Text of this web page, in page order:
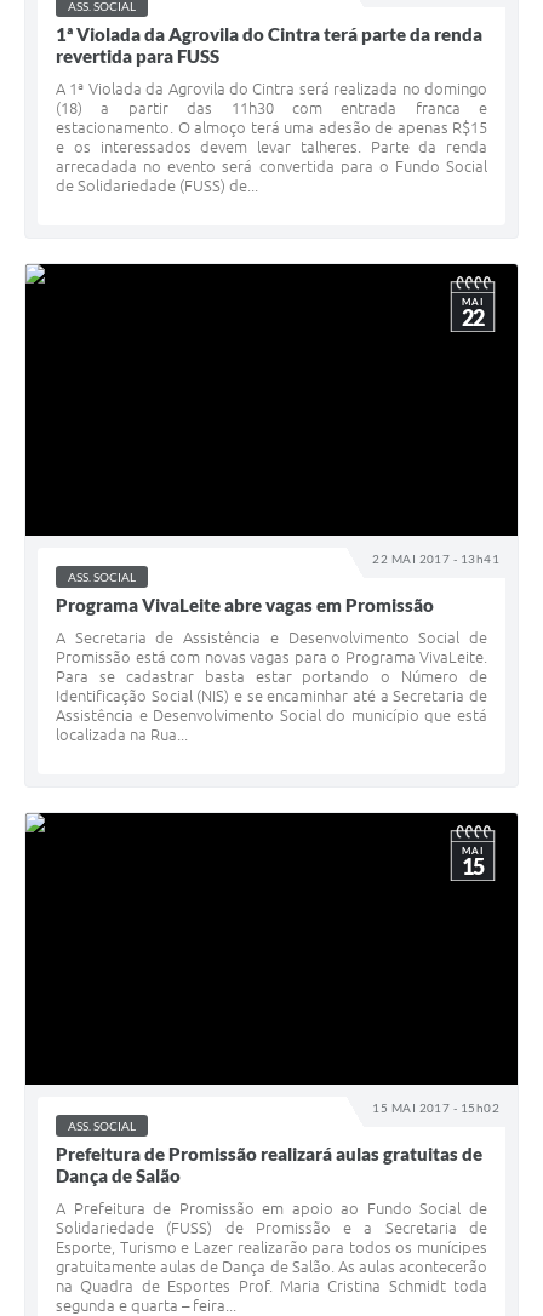
ASS. SOCIAL
1ª Violada da Agrovila do Cintra terá parte da renda
revertida para FUSS
A 1ª Violada da Agrovila do Cintra será realizada no domingo
(18) a partir das 11h30 com entrada franca e
estacionamento. O almoço terá uma adesão de apenas R$15
e os interessados devem levar talheres. Parte da renda
arrecadada no evento será convertida para o Fundo Social
de Solidariedade (FUSS) de...
22 MAI 2017 - 13h41
MAI
22
ASS. SOCIAL
Programa VivaLeite abre vagas em Promissão
A Secretaria de Assistência e Desenvolvimento Social de
Promissão está com novas vagas para o Programa VivaLeite.
Para se cadastrar basta estar portando o Número de
Identificação Social (NIS) e se encaminhar até a Secretaria de
Assistência e Desenvolvimento Social do município que está
localizada na Rua...
15 MAI 2017 - 15h02
MAI
15
ASS. SOCIAL
Prefeitura de Promissão realizará aulas gratuitas de
Dança de Salão
A Prefeitura de Promissão em apoio ao Fundo Social de
Solidariedade (FUSS) de Promissão e a Secretaria de
Esporte, Turismo e Lazer realizarão para todos os munícipes
gratuitamente aulas de Dança de Salão. As aulas acontecerão
na Quadra de Esportes Prof. Maria Cristina Schmidt toda
segunda e quarta – feira...